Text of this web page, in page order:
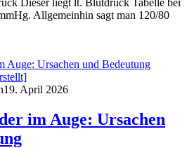
Allgemeinhin sagt man 120/80
19. April 2026
im Auge: Ursachen